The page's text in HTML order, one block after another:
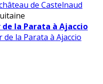
la Parata à Ajaccio